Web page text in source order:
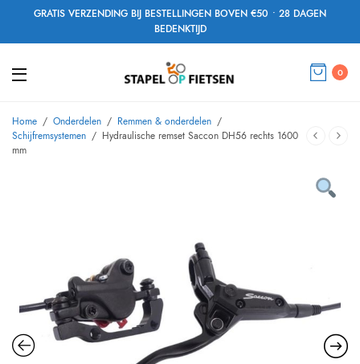
GRATIS VERZENDING BIJ BESTELLINGEN BOVEN €50 • 28 DAGEN
BEDENKTIJD
0
Home / Onderdelen / Remmen & onderdelen /
Schijfremsystemen / Hydraulische remset Saccon DH56 rechts 1600
mm